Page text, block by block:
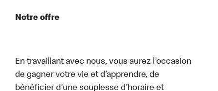
Notre offre
En travaillant avec nous, vous aurez l’occasion
de gagner votre vie et d’apprendre, de
bénéficier d’une souplesse d’horaire et